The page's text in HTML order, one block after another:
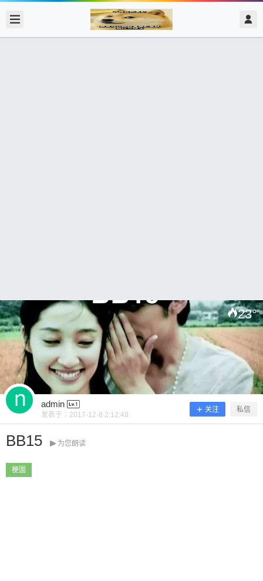
23°
admin
发表于： 2017-12-8 2:12:48
关注 私信
BB15 为您朗读
梗圖
admin @ 梗圖大全 MEME NOW 2017/12/08
扫描二维码继续阅读